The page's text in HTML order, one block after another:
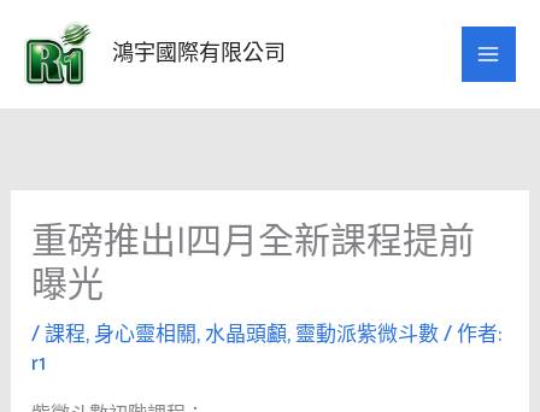
要
鴻宇國際有限公司
重磅推出|四月全新課程提前
曝光
/課程,身心靈相關,水晶頭顱,靈動派紫微斗數/ 作者:
r1